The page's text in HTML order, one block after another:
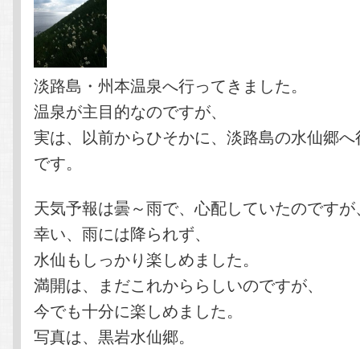
淡路島・州本温泉へ行ってきました。
温泉が主目的なのですが、
実は、以前からひそかに、淡路島の水仙郷
です。
天気予報は曇～雨で、心配していたのですが
幸い、雨には降られず、
水仙もしっかり楽しめました。
満開は、まだこれかららしいのですが、
今でも十分に楽しめました。
写真は、黒岩水仙郷。